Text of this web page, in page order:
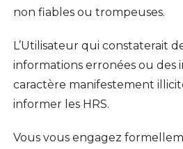
non fiables ou trompeuses.
L’Utilisateur qui constaterait
informations erronées ou des
caractère manifestement
informer les HRS.
Vous vous engagez